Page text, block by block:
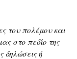
του πολέμου και
στο πεδίο της
δηλώσεις ή